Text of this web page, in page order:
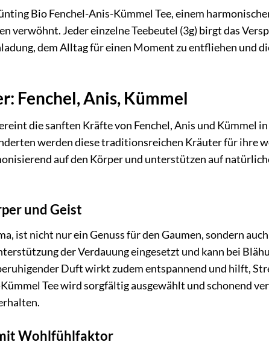
Bio Fenchel-Anis-Kümmel Tee, einem
verwöhnt. Jeder einzelne Teebeutel (3g) birgt das
dem Alltag für einen Moment zu entfliehen und
Fenchel, Anis, Kümmel
die sanften Kräfte von Fenchel, Anis und Kümmel
werden diese traditionsreichen Kräuter für ihre
auf den Körper und unterstützen auf
und Geist
ist nicht nur ein Genuss für den Gaumen, sondern
der Verdauung eingesetzt und kann bei
Duft wirkt zudem entspannend und hilft,
Tee wird sorgfältig ausgewählt und schonend
Wohlfühlfaktor